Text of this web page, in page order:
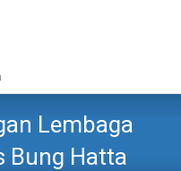
Lembaga
Bung Hatta